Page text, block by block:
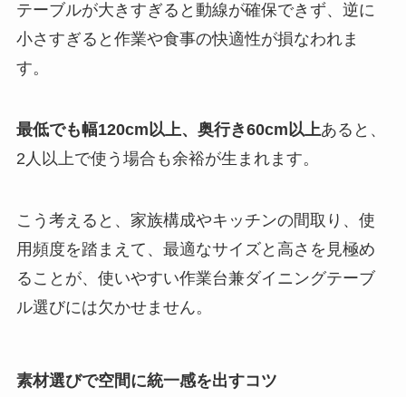
テーブルが大きすぎると動線が確保できず、逆に
小さすぎると作業や食事の快適性が損なわれま
す。
最低でも幅120cm以上、奥行き60cm以上あると、
2人以上で使う場合も余裕が生まれます。
こう考えると、家族構成やキッチンの間取り、使
用頻度を踏まえて、最適なサイズと高さを見極め
ることが、使いやすい作業台兼ダイニングテーブ
ル選びには欠かせません。
素材選びで空間に統一感を出すコツ